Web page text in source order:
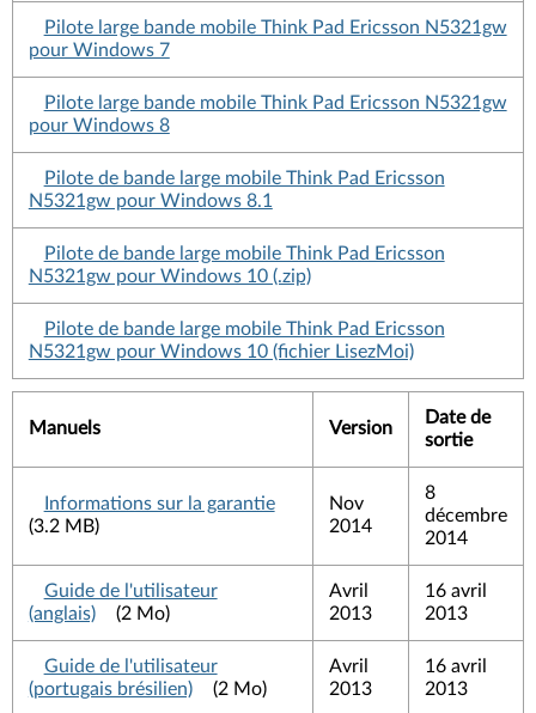
Pilote large bande mobile Think Pad Ericsson N5321gw
pour Windows 7
Pilote large bande mobile Think Pad Ericsson N5321gw
pour Windows 8
Pilote de bande large mobile Think Pad Ericsson
N5321gw pour Windows 8.1
Pilote de bande large mobile Think Pad Ericsson
N5321gw pour Windows 10 (.zip)
Pilote de bande large mobile Think Pad Ericsson
N5321gw pour Windows 10 (fichier LisezMoi)
Manuels Version
Date de
sortie
Informations sur la garantie
(3.2 MB)
Nov
2014
8
décembre
2014
Guide de l'utilisateur
(anglais)
(2 Mo)
Avril
2013
16 avril
2013
Guide de l'utilisateur
(portugais brésilien)
(2 Mo)
Avril
2013
16 avril
2013